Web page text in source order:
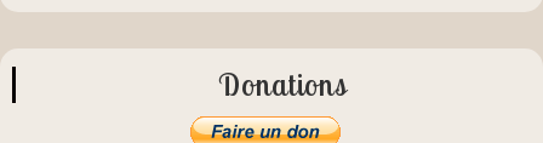
Donations